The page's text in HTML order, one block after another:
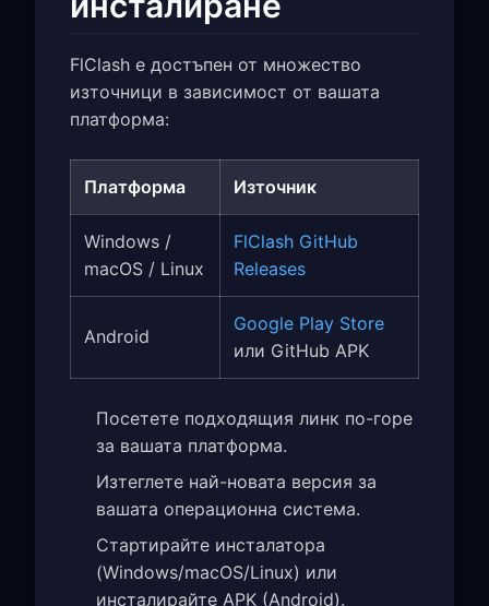
FlClash е достъпен от множество
източници в зависимост от вашата
платформа:
Платформа Източник
Windows /
macOS / Linux
FlClash GitHub
Releases
Android
Google Play Store
или GitHub APK
Посетете подходящия линк по-горе
за вашата платформа.
Изтеглете най-новата версия за
вашата операционна система.
Стартирайте инсталатора
(Windows/macOS/Linux) или
инсталирайте APK (Android).